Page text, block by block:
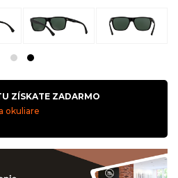
ZÍSKATE ZADARMO
okuliare